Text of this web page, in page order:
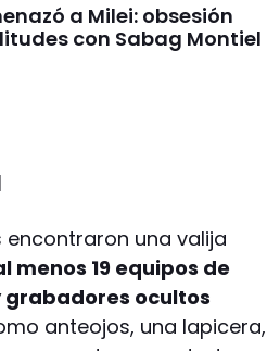
a Milei: obsesión
con Sabag Montiel
encontraron una valija
menos 19 equipos de
grabadores ocultos
anteojos, una lapicera,